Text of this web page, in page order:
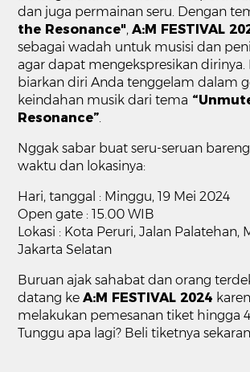
dan juga permainan seru. Dengan
the Resonance",A:M FESTIVAL
sebagai wadah untuk musisi dan
agar dapat mengekspresikan
biarkan diri Anda tenggelam dalam
keindahan musik dari tema
Resonance”.
Nggak sabar buat seru-seruan
waktu dan lokasinya:
Hari, tanggal : Minggu, 19 Mei 2024
Open gate : 15.00 WIB
Lokasi : Kota Peruri, Jalan Palatehan,
Jakarta Selatan
Buruan ajak sahabat dan orang
datang keA:M FESTIVAL 2024
melakukan pemesanan tiket hingga
Tunggu apa lagi? Beli tiketnya